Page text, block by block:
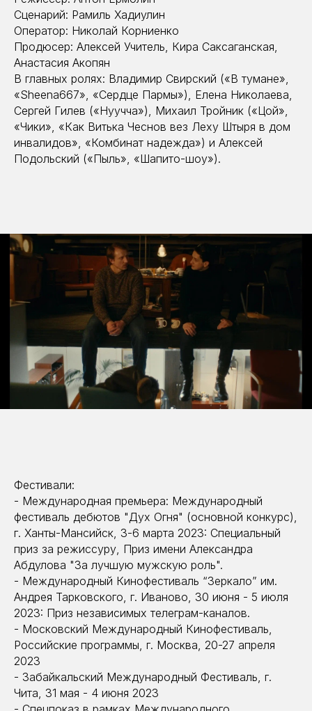
Сценарий: Рамиль Хадиулин
Оператор: Николай Корниенко
Продюсер: Алексей Учитель, Кира Саксаганская,
Анастасия Акопян
В главных ролях: Владимир Свирский («В тумане»,
«Sheena667», «Сердце Пармы»), Елена Николаева,
Сергей Гилев («Нуучча»), Михаил Тройник («Цой»,
«Чики», «Как Витька Чеснов вез Леху Штыря в дом
инвалидов», «Комбинат надежда») и Алексей
Подольский («Пыль», «Шапито-шоу»).
Фестивали:
- Международная премьера: Международный
фестиваль дебютов "Дух Огня" (основной конкурс),
г. Ханты-Мансийск, 3-6 марта 2023: Специальный
приз за режиссуру, Приз имени Александра
Абдулова "За лучшую мужскую роль".
- Международный Кинофестиваль “Зеркало” им.
Андрея Тарковского, г. Иваново, 30 июня - 5 июля
2023: Приз независимых телеграм-каналов.
- Московский Международный Кинофестиваль,
Российские программы, г. Москва, 20-27 апреля
2023
- Забайкальский Международный Фестиваль, г.
Чита, 31 мая - 4 июня 2023